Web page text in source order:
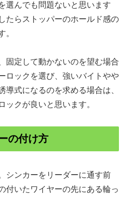
選んでも問題ないと思います
たらストッパーのホールド感の
。
固定して動かないのを望む場合
ックを選び、強いバイトやや
導式になるのを求める場合は、
クが良いと思います。
の付け方
シンカーをリーダーに通す前
付いたワイヤーの先にある輪っ